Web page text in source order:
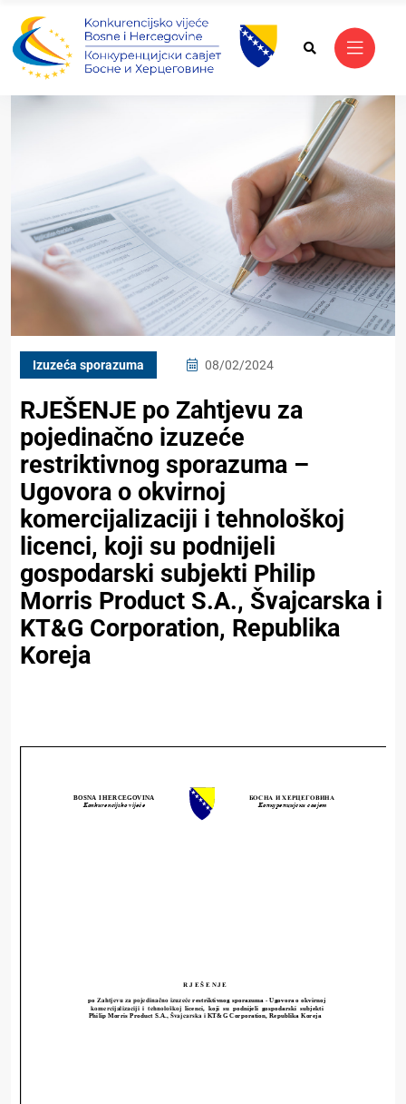
Izuzeća sporazuma 08/02/2024
RJEŠENJE po Zahtjevu za
pojedinačno izuzeće
restriktivnog sporazuma –
Ugovora o okvirnoj
komercijalizaciji i tehnološkoj
licenci, koji su podnijeli
gospodarski subjekti Philip
Morris Product S.A., Švajcarska i
KT&G Corporation, Republika
Koreja